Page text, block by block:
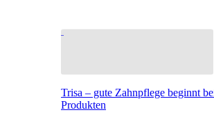
Trisa – gute Zahnpflege beginnt
Produkten